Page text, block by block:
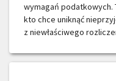
wymagań podatkowych.
kto chce uniknąć
z niewłaściwego